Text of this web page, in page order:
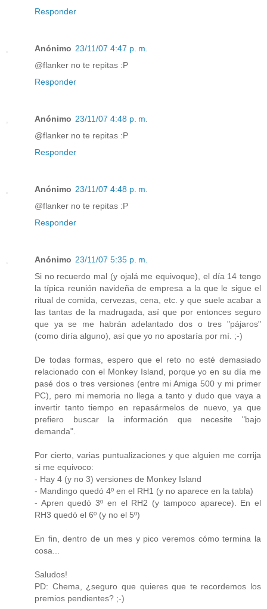
Responder
Anónimo 23/11/07 4:47 p. m.
@flanker no te repitas :P
Responder
Anónimo 23/11/07 4:48 p. m.
@flanker no te repitas :P
Responder
Anónimo 23/11/07 4:48 p. m.
@flanker no te repitas :P
Responder
Anónimo 23/11/07 5:35 p. m.
Si no recuerdo mal (y ojalá me equivoque), el día 14 tengo
la típica reunión navideña de empresa a la que le sigue el
ritual de comida, cervezas, cena, etc. y que suele acabar a
las tantas de la madrugada, así que por entonces seguro
que ya se me habrán adelantado dos o tres "pájaros"
(como diría alguno), así que yo no apostaría por mí. ;-)
De todas formas, espero que el reto no esté demasiado
relacionado con el Monkey Island, porque yo en su día me
pasé dos o tres versiones (entre mi Amiga 500 y mi primer
PC), pero mi memoria no llega a tanto y dudo que vaya a
invertir tanto tiempo en repasármelos de nuevo, ya que
prefiero buscar la información que necesite "bajo
demanda".
Por cierto, varias puntualizaciones y que alguien me corrija
si me equivoco:
- Hay 4 (y no 3) versiones de Monkey Island
- Mandingo quedó 4º en el RH1 (y no aparece en la tabla)
- Apren quedó 3º en el RH2 (y tampoco aparece). En el
RH3 quedó el 6º (y no el 5º)
En fin, dentro de un mes y pico veremos cómo termina la
cosa...
Saludos!
PD: Chema, ¿seguro que quieres que te recordemos los
premios pendientes? ;-)